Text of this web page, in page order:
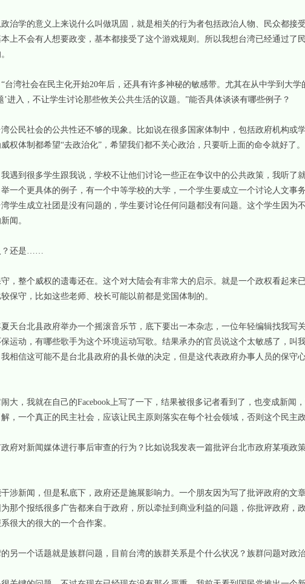
学的意义上来说什么叫做巩固，就是相关的行为者包括政治人物、民众都接
上不会有人想要政变，基本都接受了这个游戏规则。所以我想台湾已经通过了
社会在民主化开始20年后，还具有许多神秘的敏感带。尤其在从中学到大学
进入，不让学生讨论那些攸关公共生活的议题。”能否具体谈谈有哪些例子？
民社会的公共性还不够的现象。比如说在很多国家体制中，包括政府机构或学
权体制都希望“去政治化”，希望我们都不关心政治，只要听上面的命令就好了。
到很多学生跟我说，学校不让他们讨论一些正在争议中的公共政策，我听了
一个更具体的例子，有一个中等学校的大学，一个学生要成立一个讨论人文事
学生成立社团是没有问题的，学生要讨论任何问题都没有问题。这个学生因为
闻。
？还是……
整个威权的遗毒还在。这个对大陆会有非常大的启示。就是一个政权看起来
保守，比如这些老师、校长可能以前都是党国体制的。
台北县政府举办一个摇滚音乐节，底下要出一本杂志，一位年轻编辑找我写
运动，有哪些歌手为这个环境运动写歌。结果承办的官员说这个太敏感了，叫
相信这可能不是台北县政府的县长做的决定，但是这代表政府办事人员的保守
，我就在自己的Facebook上写了一下，结果被很多记者看到了，也变成新闻
，一个真正的民主社会，应该让民主原则落实在每个社会领域，否则这个民主政
对新闻媒体进行事后审查的行为？比如说我发表一篇批评台北市政府某项政
新闻，但是私底下，政府还是施展影响力。一个朋友因为写了批评政府的文
那个报纸很多广告都来自于政府，所以牵扯到商业利益的问题，你批评政府，
很大的很大的一个合作案。
一个话题就是族群问题，目前台湾的族群关系是个什么状况？族群问题对政